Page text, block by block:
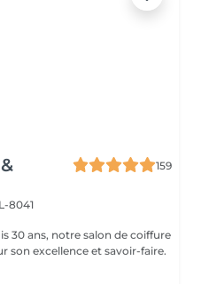
159
8041
30 ans, notre salon de coiffure
son excellence et savoir-faire.